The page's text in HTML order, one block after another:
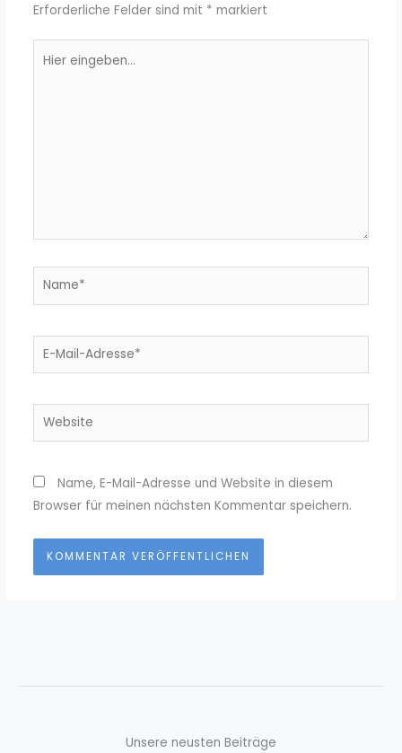
Erforderliche Felder sind mit * markiert
eingeben…
Name*
E-
Website
Name, E-Mail-Adresse und Website in diesem
Browser für meinen nächsten Kommentar speichern.
Unsere neusten Beiträge